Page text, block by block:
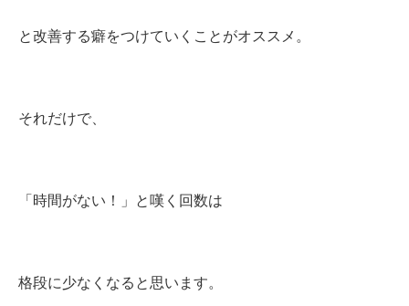
と改善する癖をつけていくことがオススメ。
それだけで、
「時間がない！」と嘆く回数は
格段に少なくなると思います。